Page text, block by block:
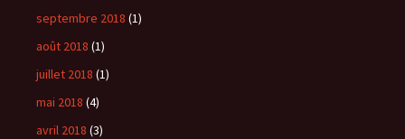
septembre 2018 (1)
août 2018 (1)
juillet 2018 (1)
mai 2018 (4)
avril 2018 (3)